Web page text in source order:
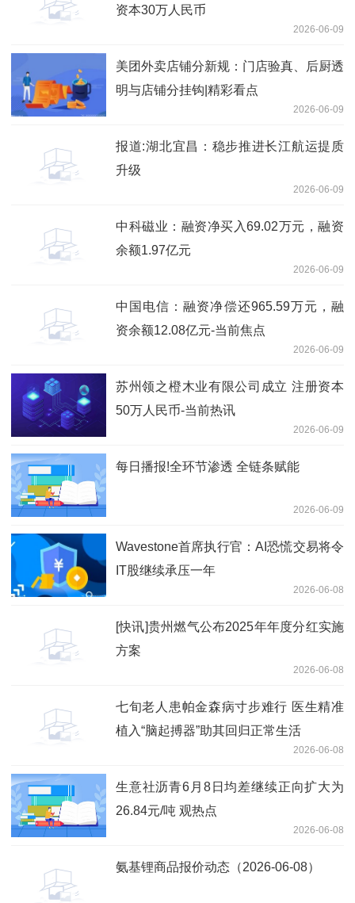
资本30万人民币
2026-06-09
美团外卖店铺分新规：门店验真、后厨透
明与店铺分挂钩|精彩看点
2026-06-09
报道:湖北宜昌：稳步推进长江航运提质
升级
2026-06-09
中科磁业：融资净买入69.02万元，融资
余额1.97亿元
2026-06-09
中国电信：融资净偿还965.59万元，融
资余额12.08亿元-当前焦点
2026-06-09
苏州领之橙木业有限公司成立 注册资本
50万人民币-当前热讯
2026-06-09
每日播报!全环节渗透 全链条赋能
2026-06-09
Wavestone首席执行官：AI恐慌交易将令
IT股继续承压一年
2026-06-08
[快讯]贵州燃气公布2025年年度分红实施
方案
2026-06-08
七旬老人患帕金森病寸步难行 医生精准
植入“脑起搏器”助其回归正常生活
2026-06-08
生意社沥青6月8日均差继续正向扩大为
26.84元/吨 观热点
2026-06-08
氨基锂商品报价动态（2026-06-08）